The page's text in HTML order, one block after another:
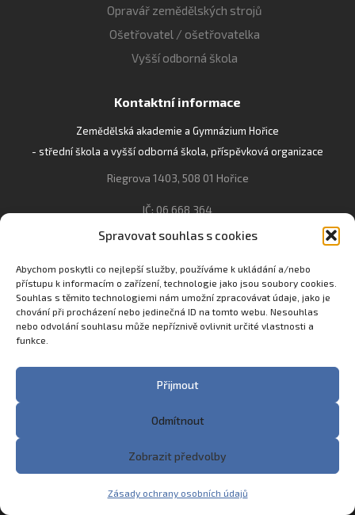
Spravovat souhlas s cookies
Abychom poskytli co nejlepší služby, používáme k ukládání a/nebo
přístupu k informacím o zařízení, technologie jako jsou soubory cookies.
Souhlas s těmito technologiemi nám umožní zpracovávat údaje, jako je
chování při procházení nebo jedinečná ID na tomto webu. Nesouhlas
nebo odvolání souhlasu může nepříznivě ovlivnit určité vlastnosti a
funkce.
Přijmout
Odmítnout
Zobrazit předvolby
Zásady ochrany osobních údajů
Opravář zemědělských strojů
Ošetřovatel / ošetřovatelka
Vyšší odborná škola
Kontaktní informace
Zemědělská akademie a Gymnázium Hořice
- střední škola a vyšší odborná škola, příspěvková organizace
Riegrova 1403, 508 01 Hořice
IČ: 06 668 364
493 623 021, 493 623 022
info@gozhorice.cz
www.zaghorice.cz
Pověřenec pro ochranu osobních údajů:
Innovation One s.r.o. IČO: 04734807 Březenecká 4808 430 04
Filip Šikola +420 775 992 451 filip.sikola@innone.cz
Hořice
Made with♥ in Trutnov by eStation.cz